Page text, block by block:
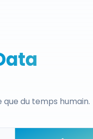
du temps humain.